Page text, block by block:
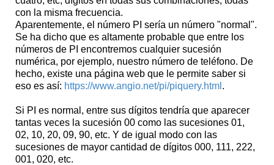
con la misma frecuencia.
Aparentemente, el número PI sería un número "normal".
Se ha dicho que es altamente probable que entre los
números de PI encontremos cualquier sucesión
numérica, por ejemplo, nuestro número de teléfono. De
hecho, existe una página web que le permite saber si
eso es así: https://www.angio.net/pi/piquery.html .
Si PI es normal, entre sus dígitos tendría que aparecer
tantas veces la sucesión 00 como las sucesiones 01,
02, 10, 20, 09, 90, etc. Y de igual modo con las
sucesiones de mayor cantidad de dígitos 000, 111, 222,
001, 020, etc.